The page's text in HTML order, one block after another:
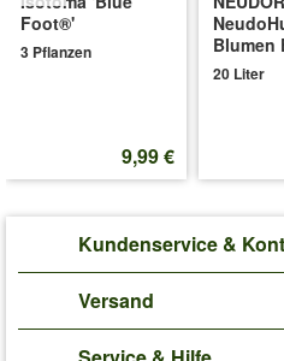
Ballengröße: 3,7 cm
Foot®'
3 Pflanzen
9,99 €
Blumen
20 Liter
Kundenservice &
Versand